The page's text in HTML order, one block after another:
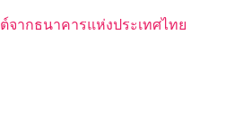
จากธนาคารแห่งประเทศไทย